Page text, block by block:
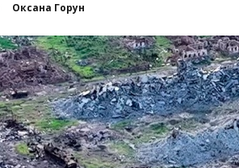
Оксана Горун